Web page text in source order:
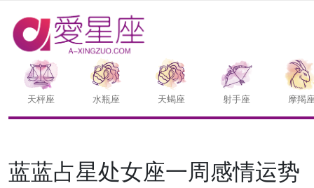
天枰座 水瓶座 天蝎座 射手座 摩羯
蓝蓝占星处女座一周感情运势